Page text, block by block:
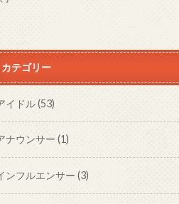
カテゴリー
イドル(53)
ナウンサー(1)
ンフルエンサー(3)